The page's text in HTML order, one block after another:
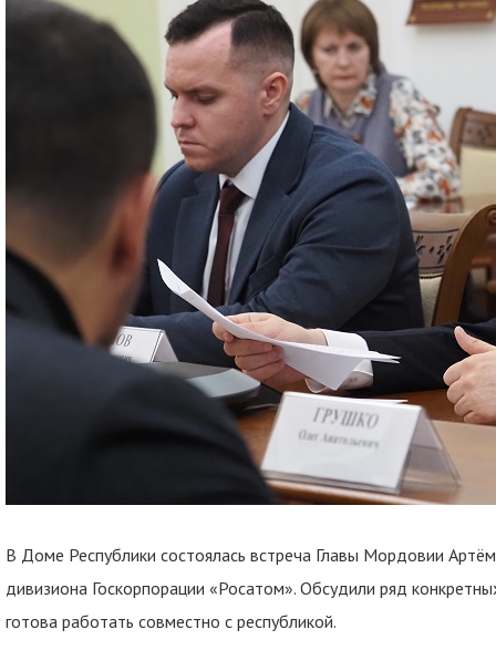
В Доме Республики состоялась встреча Главы Мордовии
дивизиона Госкорпорации «Росатом». Обсудили ряд
готова работать совместно с республикой.